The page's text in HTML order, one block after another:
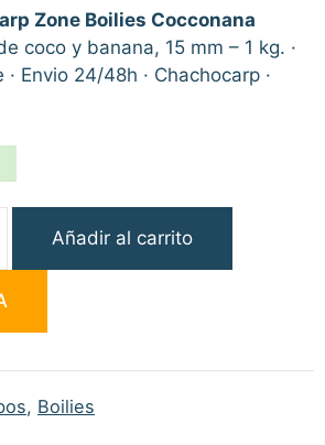
Zone Boilies Cocconana
coco y banana, 15 mm – 1 kg. ·
Envio 24/48h · Chachocarp ·
Boilies
Cocconana
cantidad
Añadir al carrito
, Boilies